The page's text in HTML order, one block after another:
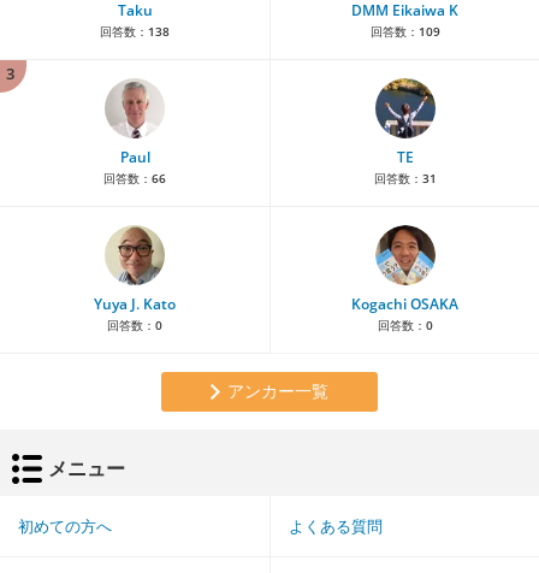
Taku
回答数： 138
DMM Eikaiwa K
回答数： 109
3
Paul
回答数： 66
TE
回答数： 31
Yuya J. Kato
回答数： 0
Kogachi OSAKA
回答数： 0
アンカー一覧
メニュー
初めての方へ よくある質問